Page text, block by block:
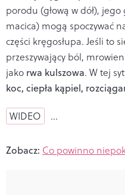
porodu (głową w dół),
macica) mogą spoczywać
części kręgosłupa. Jeśli to
przeszywający ból,
jako rwa kulszowa. W tej
koc, ciepła kąpiel,
WIDEO …
Zobacz: Co powinno